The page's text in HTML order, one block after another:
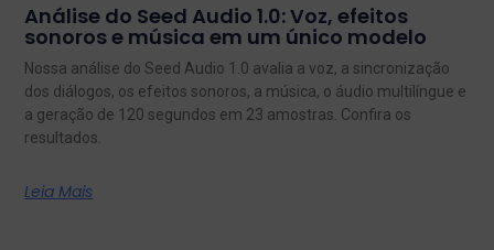
Análise do Seed Audio 1.0: Voz, efeitos
sonoros e música em um único modelo
Nossa análise do Seed Audio 1.0 avalia a voz, a sincronização
dos diálogos, os efeitos sonoros, a música, o áudio multilíngue e
a geração de 120 segundos em 23 amostras. Confira os
resultados.
Leia Mais